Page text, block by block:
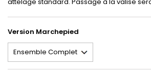
Version Marchepied